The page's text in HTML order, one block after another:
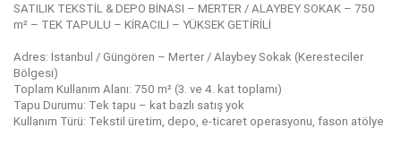
SATILIK TEKSTİL & DEPO BİNASI – MERTER / ALAYBEY SOKAK – 750
m² – TEK TAPULU – KİRACILI – YÜKSEK GETİRİLİ
Adres: İstanbul / Güngören – Merter / Alaybey Sokak (Keresteciler
Bölgesi)
Toplam Kullanım Alanı: 750 m² (3. ve 4. kat toplamı)
Tapu Durumu: Tek tapu – kat bazlı satış yok
Kullanım Türü: Tekstil üretim, depo, e-ticaret operasyonu, fason atölye